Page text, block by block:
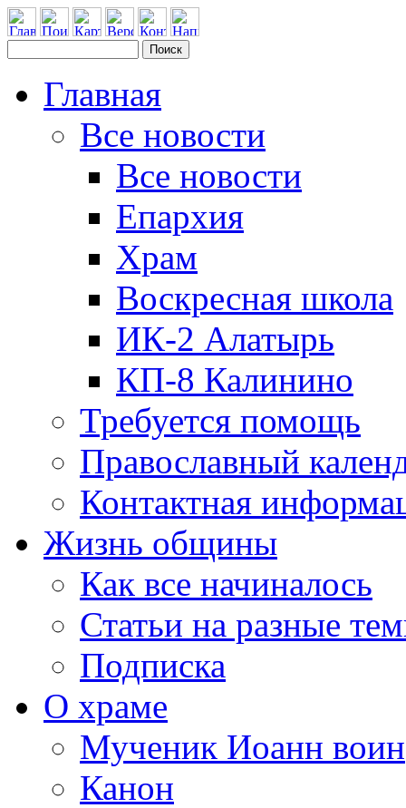
Главная
Все новости
Все новости
Епархия
Храм
Воскресная школа
ИК-2 Алатырь
КП-8 Калинино
Требуется помощь
Православный
Контактная
Жизнь общины
Как все начиналось
Статьи на разные
Подписка
О храме
Мученик Иоанн воин
Канон